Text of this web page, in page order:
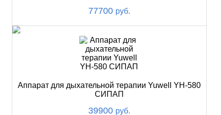
77700 руб.
Аппарат для дыхательной терапии Yuwell YH-580
СИПАП
39900 руб.